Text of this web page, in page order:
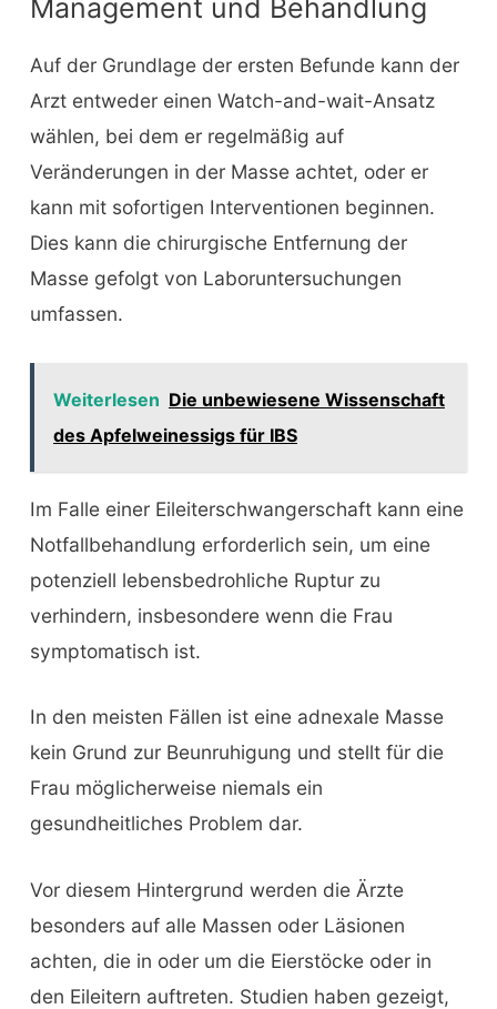
Management und Behandlung
Auf der Grundlage der ersten Befunde kann der
Arzt entweder einen Watch-and-wait-Ansatz
wählen, bei dem er regelmäßig auf
Veränderungen in der Masse achtet, oder er
kann mit sofortigen Interventionen beginnen.
Dies kann die chirurgische Entfernung der
Masse gefolgt von Laboruntersuchungen
umfassen.
Weiterlesen Die unbewiesene Wissenschaft
des Apfelweinessigs für IBS
Im Falle einer Eileiterschwangerschaft kann eine
Notfallbehandlung erforderlich sein, um eine
potenziell lebensbedrohliche Ruptur zu
verhindern, insbesondere wenn die Frau
symptomatisch ist.
In den meisten Fällen ist eine adnexale Masse
kein Grund zur Beunruhigung und stellt für die
Frau möglicherweise niemals ein
gesundheitliches Problem dar.
Vor diesem Hintergrund werden die Ärzte
besonders auf alle Massen oder Läsionen
achten, die in oder um die Eierstöcke oder in
den Eileitern auftreten. Studien haben gezeigt,